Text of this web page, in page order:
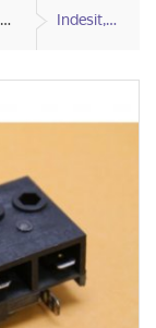
Запчасти к стиральным и посудомоечным машинам Indesit, Ariston, Hotpoint